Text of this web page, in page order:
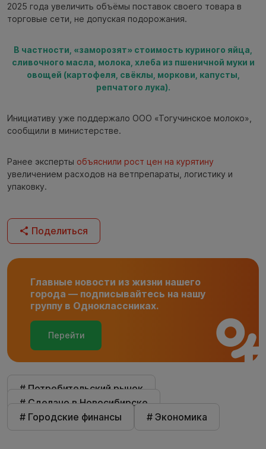
2025 года увеличить объёмы поставок своего товара в
торговые сети, не допуская подорожания.
В частности, «заморозят» стоимость куриного яйца,
сливочного масла, молока, хлеба из пшеничной муки и
овощей (картофеля, свёклы, моркови, капусты,
репчатого лука).
Инициативу уже поддержало ООО «Тогучинское молоко»,
сообщили в министерстве.
Ранее эксперты объяснили рост цен на курятину
увеличением расходов на ветпрепараты, логистику и
упаковку.
Поделиться
Главные новости из жизни нашего
города — подписывайтесь на нашу
группу в Одноклассниках.
Перейти
# Потребительский рынок
# Сделано в Новосибирске
# Городские финансы
# Экономика